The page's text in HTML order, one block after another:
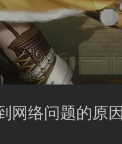
网络问题的原因